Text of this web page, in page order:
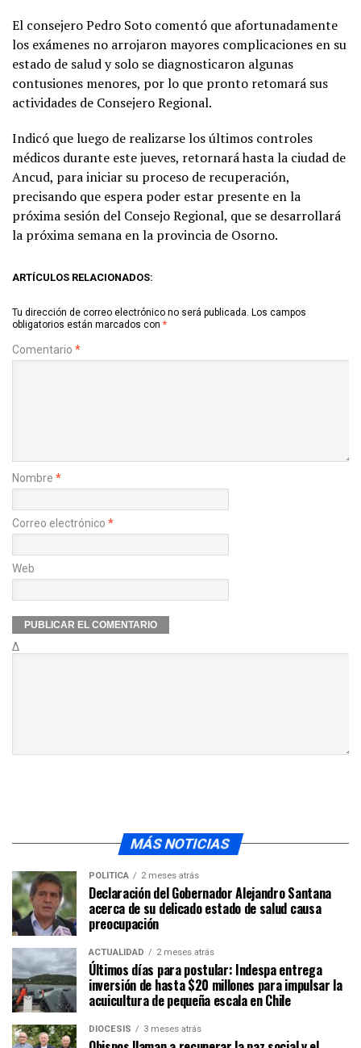
El consejero Pedro Soto comentó que afortunadamente
los exámenes no arrojaron mayores complicaciones en su
estado de salud y solo se diagnosticaron algunas
contusiones menores, por lo que pronto retomará sus
actividades de Consejero Regional.
Indicó que luego de realizarse los últimos controles
médicos durante este jueves, retornará hasta la ciudad de
Ancud, para iniciar su proceso de recuperación,
precisando que espera poder estar presente en la
próxima sesión del Consejo Regional, que se desarrollará
la próxima semana en la provincia de Osorno.
ARTÍCULOS RELACIONADOS:
Tu dirección de correo electrónico no será publicada. Los campos
obligatorios están marcados con *
Comentario *
Nombre *
Correo electrónico *
Web
Δ
MÁS NOTICIAS
POLÍTICA 2 meses atrás
Declaración del Gobernador Alejandro Santana
acerca de su delicado estado de salud causa
preocupación
ACTUALIDAD 2 meses atrás
Últimos días para postular: Indespa entrega
inversión de hasta $20 millones para impulsar la
acuicultura de pequeña escala en Chile
DIÓCESIS 3 meses atrás